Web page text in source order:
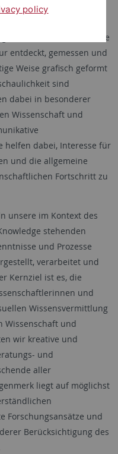
oder
Rolle: Wissenschaftliche
entdeckt, gemessen und
Weise grafisch geformt
sind
dabei in besonderer
Wissenschaft und
helfen dabei, Interesse für
und die allgemeine
Fortschritt zu
unsere im Kontext des
stehenden
und Prozesse
verarbeitet und
Kernziel ist es, die
und
Wissensvermittlung
Wissenschaft und
wir kreative und
und
aller
liegt auf möglichst
Forschungsansätze und
Berücksichtigung des
policy